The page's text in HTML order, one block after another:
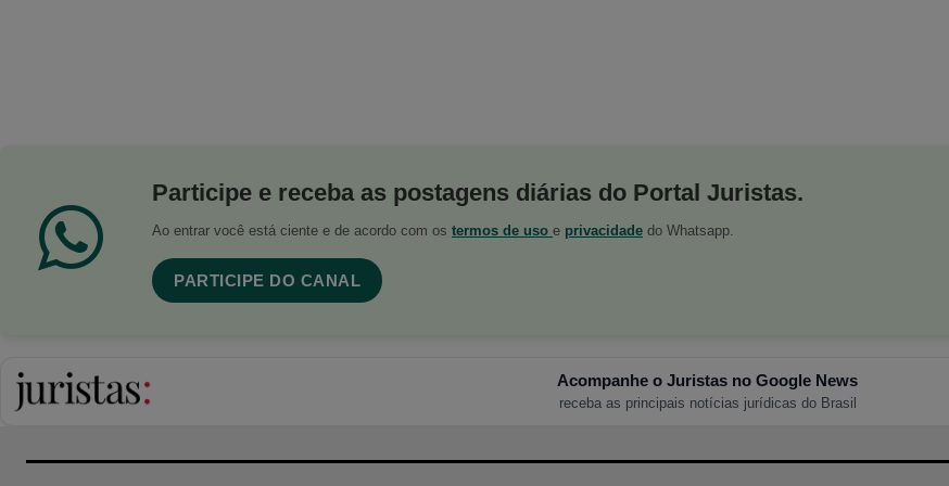
Participe e receba as postagens diárias do Portal Juristas.
Ao entrar você está ciente e de acordo com os termos de uso e privacidade do Whatsapp.
PARTICIPE DO CANAL
Acompanhe o Juristas no Google News
receba as principais notícias jurídicas do Brasil